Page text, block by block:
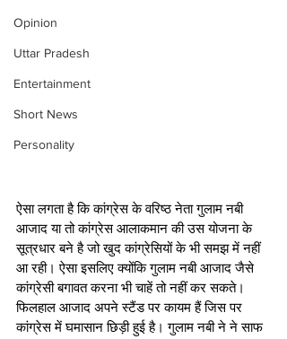
Opinion
Uttar Pradesh
Entertainment
Short News
Personality
ऐसा लगता है कि कांग्रेस के वरिष्ठ नेता गुलाम नबी
आजाद या तो कांग्रेस आलाकमान की उस योजना के
सूत्रधार बने है जो खुद कांग्रेसियों के भी समझ में नहीं
आ रही। ऐसा इसलिए क्योंकि गुलाम नबी आजाद जैसे
कांग्रेसी बगावत करना भी चाहें तो नहीं कर सकते।
फिलहाल आजाद अपने स्टैंड पर कायम हैं जिस पर
कांग्रेस में घमासान छिड़ी हुई है। गुलाम नबी ने ने साफ